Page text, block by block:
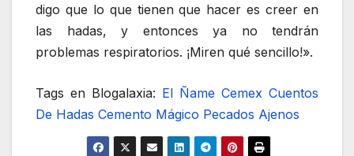
digo que lo que tienen que hacer es creer en
las hadas, y entonces ya no tendrán
problemas respiratorios. ¡Miren qué sencillo!».
Tags en Blogalaxia: El Ñame Cemex Cuentos
De Hadas Cemento Mágico Pecados Ajenos